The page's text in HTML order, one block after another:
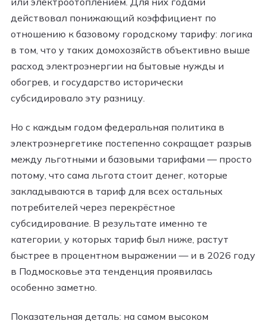
действовал понижающий коэффициент по
отношению к базовому городскому тарифу: логика
в том, что у таких домохозяйств объективно выше
расход электроэнергии на бытовые нужды и
обогрев, и государство исторически
субсидировало эту разницу.
Но с каждым годом федеральная политика в
электроэнергетике постепенно сокращает разрыв
между льготными и базовыми тарифами — просто
потому, что сама льгота стоит денег, которые
закладываются в тариф для всех остальных
потребителей через перекрёстное
субсидирование. В результате именно те
категории, у которых тариф был ниже, растут
быстрее в процентном выражении — и в 2026 году
в Подмосковье эта тенденция проявилась
особенно заметно.
Показательная деталь: на самом высоком